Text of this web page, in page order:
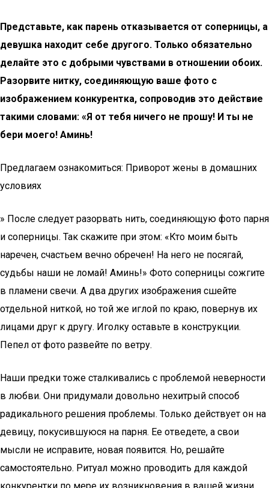
Представьте, как парень отказывается от соперницы, а
девушка находит себе другого. Только обязательно
делайте это с добрыми чувствами в отношении обоих.
Разорвите нитку, соединяющую ваше фото с
изображением конкурентка, сопроводив это действие
такими словами: «Я от тебя ничего не прошу! И ты не
бери моего! Аминь!
Предлагаем ознакомиться: Приворот жены в домашних
условиях
» После следует разорвать нить, соединяющую фото парня
и соперницы. Так скажите при этом: «Кто моим быть
наречен, счастьем вечно обречен! На него не посягай,
судьбы наши не ломай! Аминь!» Фото соперницы сожгите
в пламени свечи. А два других изображения сшейте
отдельной ниткой, но той же иглой по краю, повернув их
лицами друг к другу. Иголку оставьте в конструкции.
Пепел от фото развейте по ветру.
Наши предки тоже сталкивались с проблемой неверности
в любви. Они придумали довольно нехитрый способ
радикального решения проблемы. Только действует он на
девицу, покусившуюся на парня. Ее отведете, а свои
мысли не исправите, новая появится. Но, решайте
самостоятельно. Ритуал можно проводить для каждой